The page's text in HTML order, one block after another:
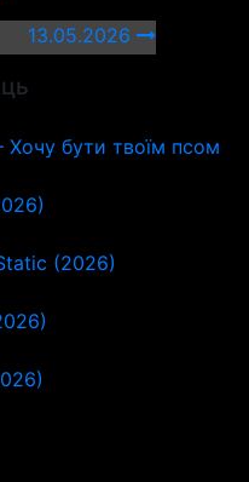
13.05.2026
бути твоїм псом
(2026)